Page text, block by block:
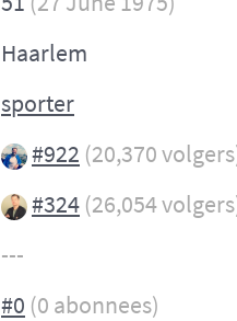
Haarlem
sporter
#922 (20,370
#324 (26,054
---
#0 (0 abonnees)